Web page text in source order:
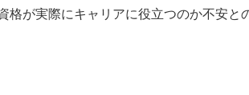
が実際にキャリアに役立つのか不安と